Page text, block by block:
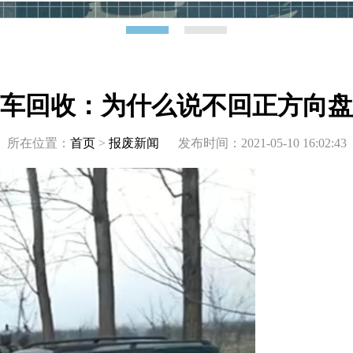
回收：为什么说不回正方向
所在位置： 首页> 报废新闻 发布时间：2021-05-10 16:02:43